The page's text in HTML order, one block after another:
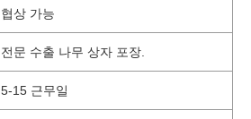
협상 가능
전문 수출 나무 상자 포장.
5-15 근무일